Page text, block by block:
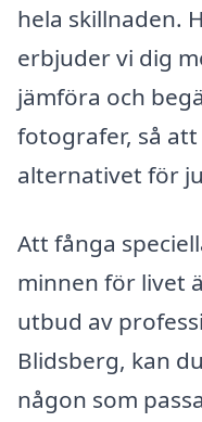
hela skillnaden.
erbjuder vi dig
jämföra och
fotografer, så
alternativet för
Att fånga
minnen för livet
utbud av
Blidsberg, kan
någon som